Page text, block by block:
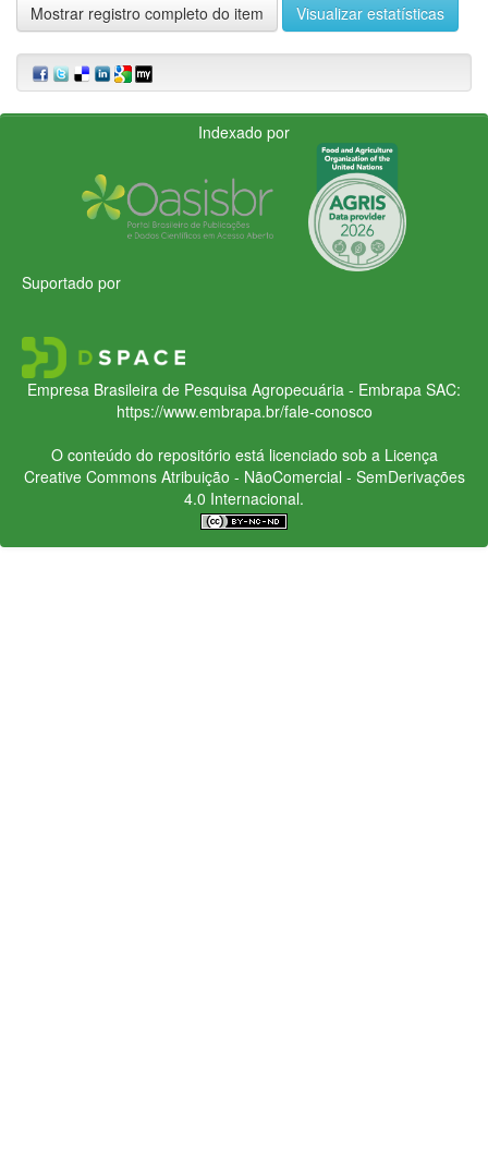
Mostrar registro completo do item Visualizar estatísticas
Indexado por
Suportado por
Empresa Brasileira de Pesquisa Agropecuária - Embrapa SAC:
https://www.embrapa.br/fale-conosco
O conteúdo do repositório está licenciado sob a Licença
Creative CommonsAtribuição - NãoComercial - SemDerivações
4.0 Internacional.